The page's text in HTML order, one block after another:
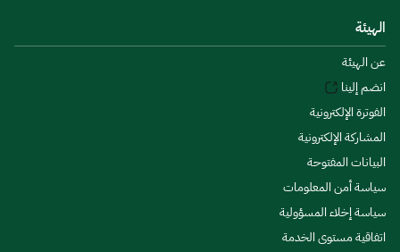
الهيئة
عن الهيئة
انضم إلينا
الفوترة الإلكترونية
المشاركة الإلكترونية
البيانات المفتوحة
سياسة أمن المعلومات
سياسة إخلاء المسؤولية
اتفاقية مستوى الخدمة